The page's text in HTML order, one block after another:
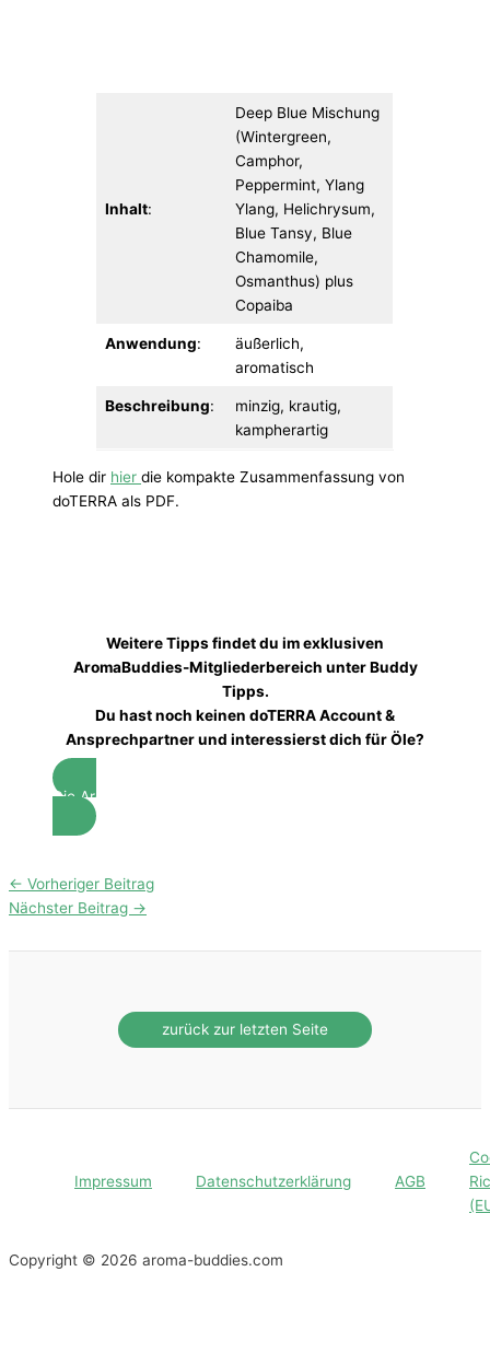
Inhalt:
Deep Blue Mischung
(Wintergreen,
Camphor,
Peppermint, Ylang
Ylang, Helichrysum,
Blue Tansy, Blue
Chamomile,
Osmanthus) plus
Copaiba
Anwendung:
äußerlich,
aromatisch
Beschreibung:
minzig, krautig,
kampherartig
Hole dir hier die kompakte Zusammenfassung von
doTERRA als PDF.
Weitere Tipps findet du im exklusiven
AromaBuddies-Mitgliederbereich unter Buddy
Tipps.
Du hast noch keinen doTERRA Account &
Ansprechpartner und interessierst dich für Öle?
Die AromaBuddies helfen dir gerne weiter!
← Vorheriger Beitrag
Nächster Beitrag →
Impressum Datenschutzerklärung AGB
Copyright © 2026 aroma-buddies.com